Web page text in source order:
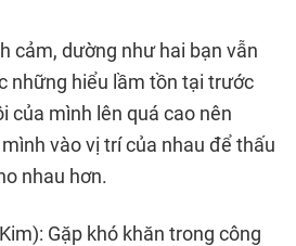
cảm, dường như hai bạn vẫn
những hiểu lầm tồn tại trước
của mình lên quá cao nên
vào vị trí của nhau để thấu
nhau hơn.
Gặp khó khăn trong công